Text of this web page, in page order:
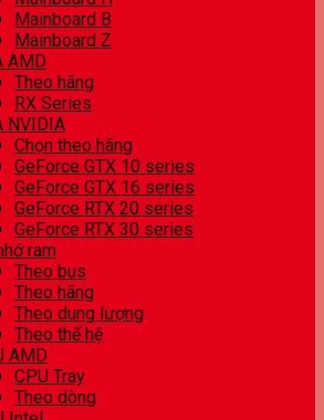
Mainboard B
Mainboard Z
AMD
Theo hãng
RX Series
NVIDIA
Chọn theo hãng
GeForce GTX 10 series
GeForce GTX 16 series
GeForce RTX 20 series
GeForce RTX 30 series
ram
Theo bus
Theo hãng
Theo dung lượng
Theo thế hệ
AMD
CPU Tray
Theo dòng